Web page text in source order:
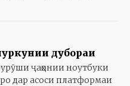
дубораи
ҷаҳонии ноутбуки
ро дар асоси платформаи